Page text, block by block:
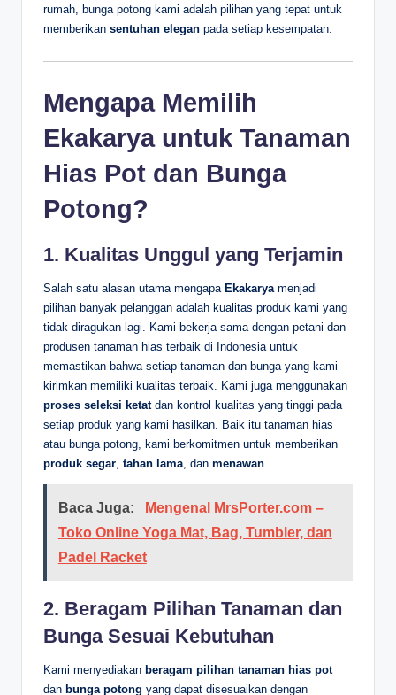
rumah, bunga potong kami adalah pilihan yang tepat untuk
memberikan sentuhan elegan pada setiap kesempatan.
Mengapa Memilih
Ekakarya untuk Tanaman
Hias Pot dan Bunga
Potong?
1. Kualitas Unggul yang Terjamin
Salah satu alasan utama mengapa Ekakarya menjadi
pilihan banyak pelanggan adalah kualitas produk kami yang
tidak diragukan lagi. Kami bekerja sama dengan petani dan
produsen tanaman hias terbaik di Indonesia untuk
memastikan bahwa setiap tanaman dan bunga yang kami
kirimkan memiliki kualitas terbaik. Kami juga menggunakan
proses seleksi ketatdan kontrol kualitas yang tinggi pada
setiap produk yang kami hasilkan. Baik itu tanaman hias
atau bunga potong, kami berkomitmen untuk memberikan
produk segar tahan lama , dan menawan
Baca Juga:
Mengenal MrsPorter.com –
Toko Online Yoga Mat, Bag, Tumbler, dan
Padel Racket
2. Beragam Pilihan Tanaman dan
Bunga Sesuai Kebutuhan
Kami menyediakan beragam pilihan tanaman hias pot
dan bunga potong yang dapat disesuaikan dengan